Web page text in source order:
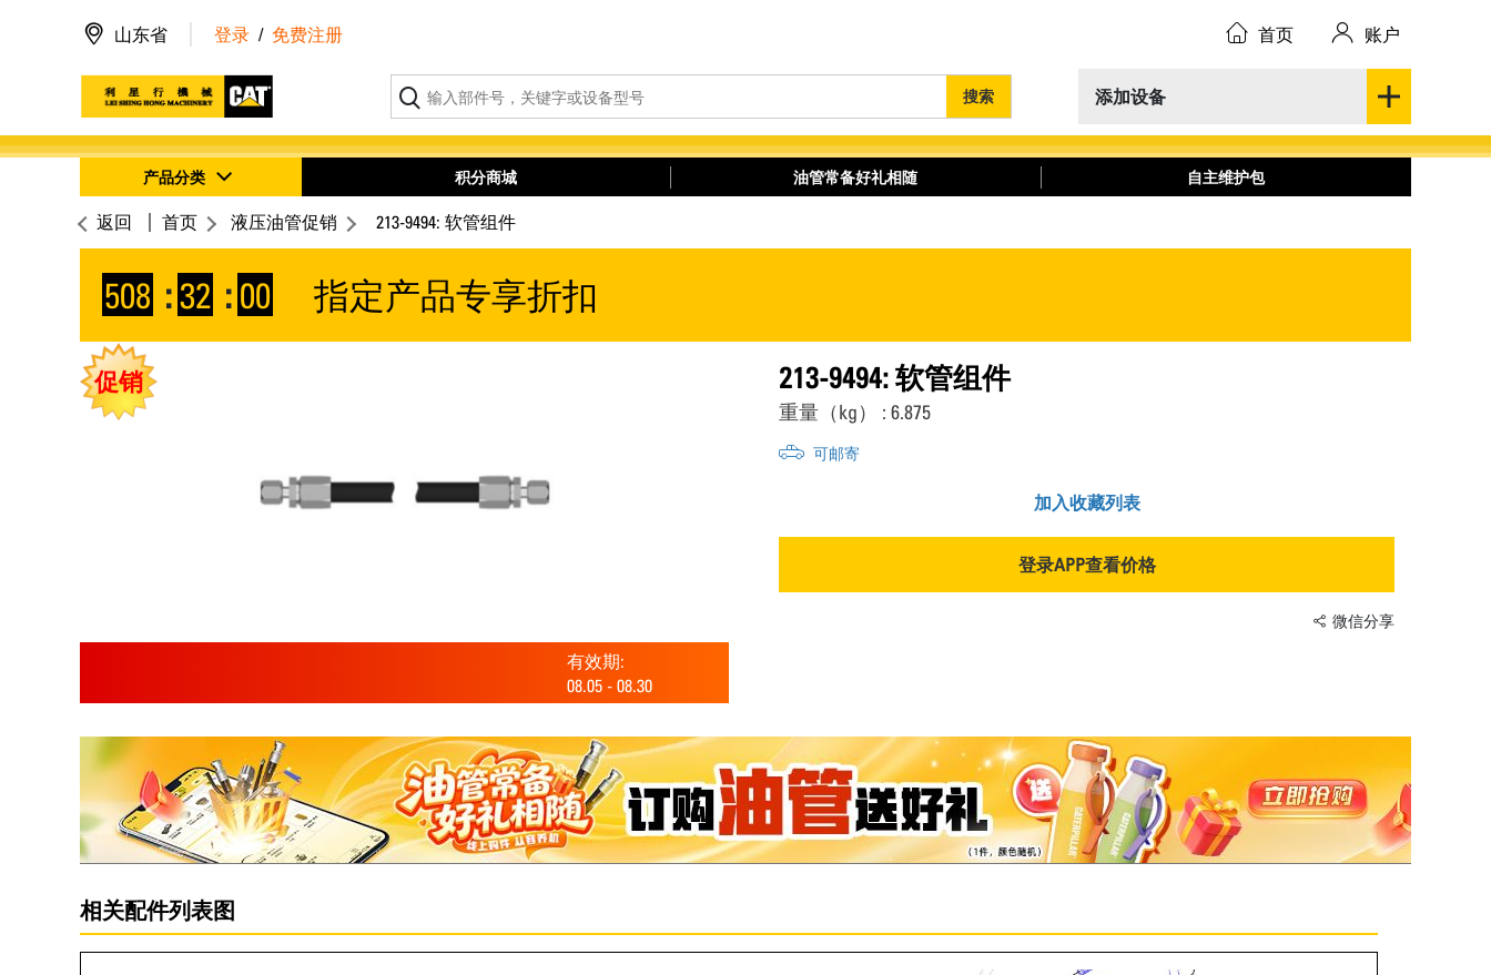
添加设备
搜索
山东省 登录 / 免费注册 首页 账户
产品分类 积分商城 油管常备好礼相随 自主维护包
返回 首页 液压油管促销 213-9494: 软管组件
508 :31 : 59 指定产品专享折扣
促销
有效期:
08.05 - 08.30
213-9494: 软管组件
重量（kg） : 6.875
可邮寄
加入收藏列表
登录APP查看价格
微信分享
相关配件列表图